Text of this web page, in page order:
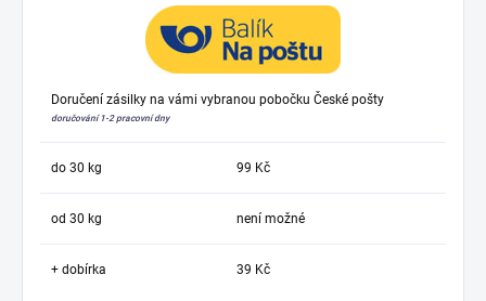
Doručení zásilky na vámi vybranou pobočku České pošty
doručování 1-2 pracovní dny
do 30 kg 99 Kč
od 30 kg není možné
+ dobírka 39 Kč